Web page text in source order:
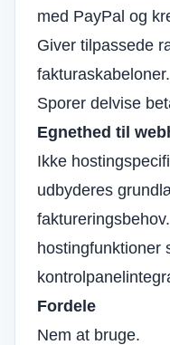
med PayPal og
Giver tilpassede
fakturaskabeloner.
Sporer delvise
Egnethed til
Ikke
udbyderes
hostingfunktioner
Fordele
Nem at bruge.